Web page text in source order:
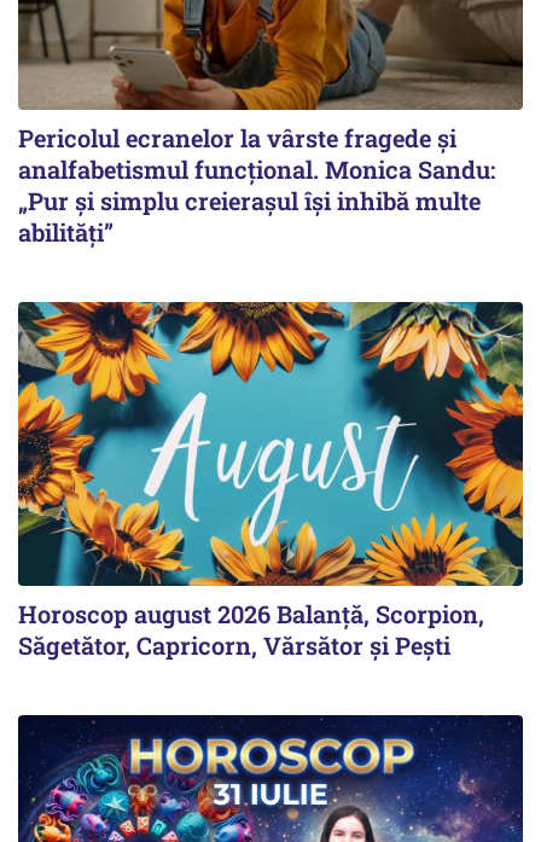
Pericolul ecranelor la vârste fragede și
analfabetismul funcțional. Monica Sandu:
„Pur și simplu creierașul își inhibă multe
abilități”
Horoscop august 2026 Balanță, Scorpion,
Săgetător, Capricorn, Vărsător și Pești